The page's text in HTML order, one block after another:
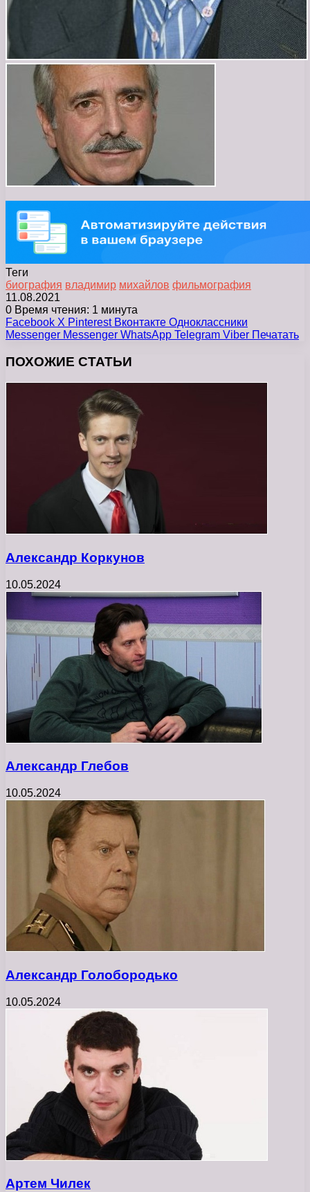
Теги
биография владимир михайлов фильмография
11.08.2021
0 Время чтения: 1 минута
Facebook X Pinterest Вконтакте Одноклассники
Messenger Messenger WhatsApp Telegram Viber Печатать
ПОХОЖИЕ СТАТЬИ
Александр Коркунов
10.05.2024
Александр Глебов
10.05.2024
Александр Голобородько
10.05.2024
Артем Чилек